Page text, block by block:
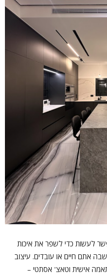
לעשות כדי לשפר את איכות
אתם חיים או עובדים. עיצוב
אישית וטאצ' אסתטי –